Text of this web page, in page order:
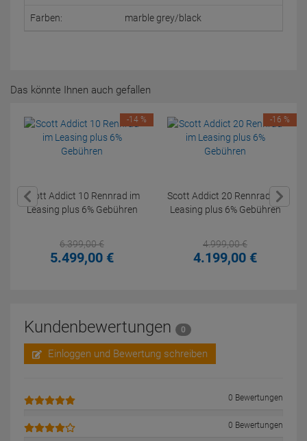
Farben: marble grey/black
Das könnte Ihnen auch gefallen
Scott Addict 10 Rennrad im
Leasing plus 6% Gebühren
6.399,00€
5.499,00 €
-14 %
Scott Addict 20 Rennrad im
Leasing plus 6% Gebühren
4.999,00€
4.199,00 €
-16 %
Kundenbewertungen 0
Einloggen und Bewertung schreiben
0 Bewertungen
0 Bewertungen